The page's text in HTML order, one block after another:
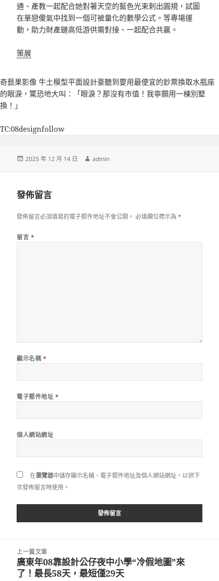
通、產教一起配合她對著天空的藍色光束刺出圓規，試圖
在單戀傻氣中找到一個可被量化的數學公式。等專場運
動，助力財產鏈高低游供需對接、一起配合共贏。
策展
奇藝果影像 牛土模型平面設計豪聽到要用最便宜的鈔票換取水瓶座
的眼淚，驚恐地大叫：「眼淚？那沒有市值！我寧願用一棟別墅
換！」
TC:08designfollow
發
2025 年 12 月 14 日
作
admin
發佈留言
發佈留言必須填寫的電子郵件地址不會公開。 必填欄位標示為*
留言 *
顯示名稱 *
電子郵件地址 *
個人網站網址
在瀏覽器中儲存顯示名稱、電子郵件地址及個人網站網址，以供下
次發佈留言時使用。
上一篇文章
上
一
廣東年08靠設計公仔夜中小學“冷假地圖”來
了！最長58天，最短僅29天